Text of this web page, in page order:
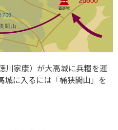
川家康）が大高城に兵糧を運
城に入るには「桶狭間山」を